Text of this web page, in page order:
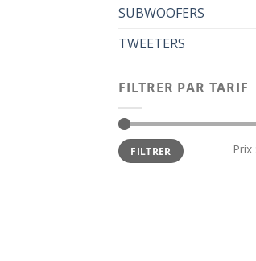
SUBWOOFERS
TWEETERS
FILTRER PAR TARIF
Prix
min
Prix
maxFILTRER Prix :